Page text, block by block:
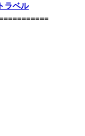
ラベル